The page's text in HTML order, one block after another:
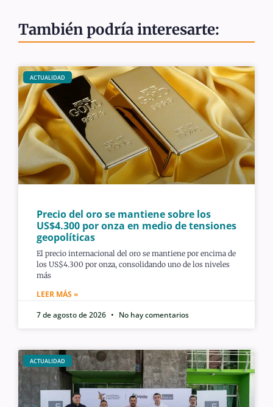
También podría interesarte:
ACTUALIDAD
Precio del oro se mantiene sobre los
US$4.300 por onza en medio de tensiones
geopolíticas
El precio internacional del oro se mantiene por encima de
los US$4.300 por onza, consolidando uno de los niveles
más
LEER MÁS »
7 de agosto de 2026
No hay comentarios
ACTUALIDAD